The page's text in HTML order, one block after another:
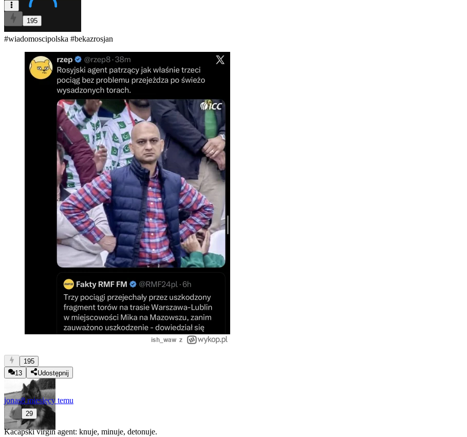
195
#wiadomoscipolska #bekazrosjan
195
13
Udostępnij
jonas8 miesięcy temu
29
Kacapski virgin agent: knuje, minuje, detonuje.